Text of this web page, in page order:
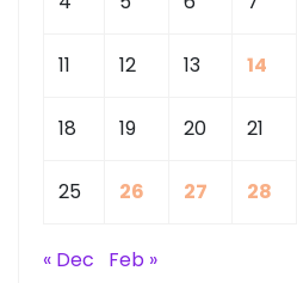
11 12 13 14
18 19 20 21
25 26 27 28
« Dec Feb »